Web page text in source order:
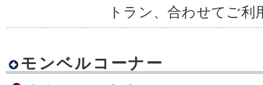
トラン、合わせてご利
モンベルコーナー